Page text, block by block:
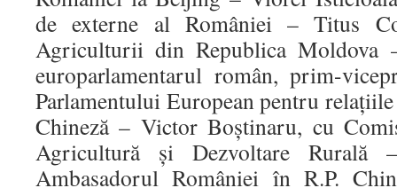
de externe al României – Titus
Agriculturii din Republica Moldova
europarlamentarul român, prim-
Parlamentului European pentru
Chineză – Victor Boştinaru, cu
Agricultură şi Dezvoltare Rurală
Ambasadorul României în R.P.